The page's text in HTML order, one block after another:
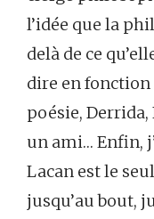
l’idée que la
delà de ce
dire en
poésie,
un ami… Enfin,
Lacan est le
jusqu’au bout,